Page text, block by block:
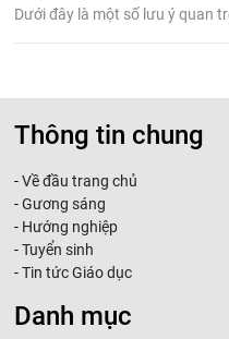
Dưới đây là một số lưu ý quan
Thông tin chung
-Về đầu trang chủ
-Gương sáng
- Hướng nghiệp
-Tuyển sinh
-Tin tức Giáo dục
Danh mục